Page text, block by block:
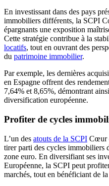
En investissant dans des pays
immobiliers différents, la SCPI
épargnants une exposition
Cette stratégie contribue à la
locatifs, tout en ouvrant des
du patrimoine immobilier.
Par exemple, les dernières
en Espagne offrent des
7,64% et 8,65%, démontrant
diversification européenne.
Profiter de cycles
L’un des atouts de la SCPI Cœur
tirer parti des cycles immobiliers
zone euro. En diversifiant ses
Européenne, la SCPI peut
marchés, tout en bénéficiant de